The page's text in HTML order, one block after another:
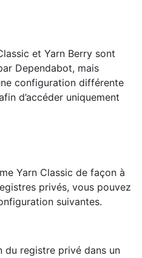
et Yarn Berry sont
Dependabot, mais
configuration différente
d’accéder uniquement
Yarn Classic de façon à
privés, vous pouvez
suivantes.
du registre privé dans un